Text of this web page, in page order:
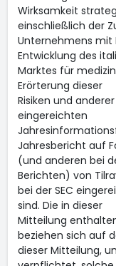
Wirksamkeit
einschließlich der
Unternehmens mit
Entwicklung des
Marktes für
Erörterung dieser
Risiken und
eingereichten
Jahresbericht auf
(und anderen bei
Berichten) von
bei der SEC
sind. Die in dieser
Mitteilung
beziehen sich auf
dieser Mitteilung,